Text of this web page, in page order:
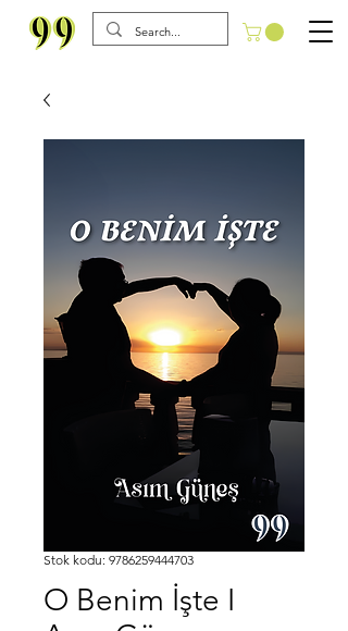
Stok kodu: 9786259444703
O Benim İşte I